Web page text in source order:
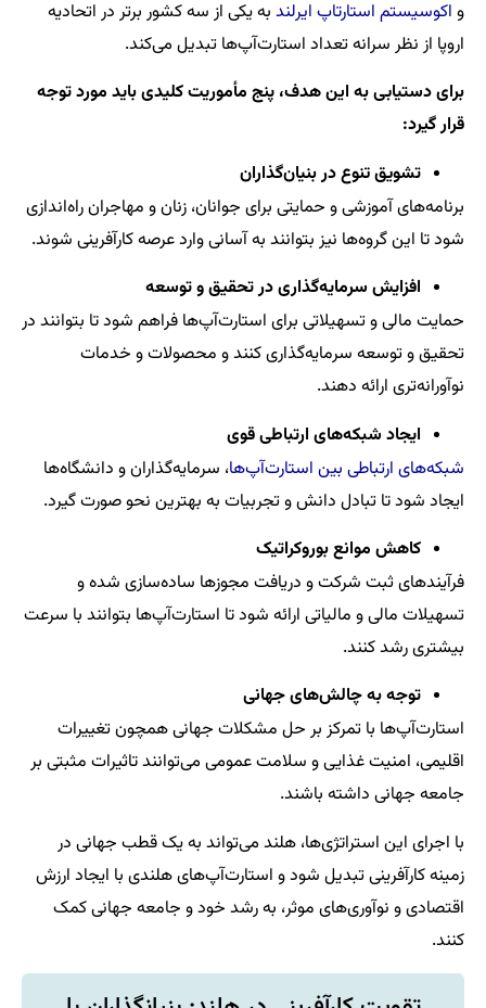
و اکوسیستم استارتاپ ایرلند به یکی از سه کشور برتر در اتحادیه
اروپا از نظر سرانه تعداد استارت‌آپ‌ها تبدیل می‌کند.
برای دستیابی به این هدف، پنج مأموریت کلیدی باید مورد توجه
قرار گیرد:
تشویق تنوع در بنیان‌گذاران
برنامه‌های آموزشی و حمایتی برای جوانان، زنان و مهاجران راه‌اندازی
شود تا این گروه‌ها نیز بتوانند به آسانی وارد عرصه کارآفرینی شوند.
افزایش سرمایه‌گذاری در تحقیق و توسعه
حمایت مالی و تسهیلاتی برای استارت‌آپ‌ها فراهم شود تا بتوانند در
تحقیق و توسعه سرمایه‌گذاری کنند و محصولات و خدمات
نوآورانه‌تری ارائه دهند.
ایجاد شبکه‌های ارتباطی قوی
شبکه‌های ارتباطی بین استارت‌آپ‌ها، سرمایه‌گذاران و دانشگاه‌ها
ایجاد شود تا تبادل دانش و تجربیات به بهترین نحو صورت گیرد.
کاهش موانع بوروکراتیک
فرآیندهای ثبت شرکت و دریافت مجوزها ساده‌سازی شده و
تسهیلات مالی و مالیاتی ارائه شود تا استارت‌آپ‌ها بتوانند با سرعت
بیشتری رشد کنند.
توجه به چالش‌های جهانی
استارت‌آپ‌ها با تمرکز بر حل مشکلات جهانی همچون تغییرات
اقلیمی، امنیت غذایی و سلامت عمومی می‌توانند تاثیرات مثبتی بر
جامعه جهانی داشته باشند.
با اجرای این استراتژی‌ها، هلند می‌تواند به یک قطب جهانی در
زمینه کارآفرینی تبدیل شود و استارت‌آپ‌های هلندی با ایجاد ارزش
اقتصادی و نوآوری‌های موثر، به رشد خود و جامعه جهانی کمک
کنند.